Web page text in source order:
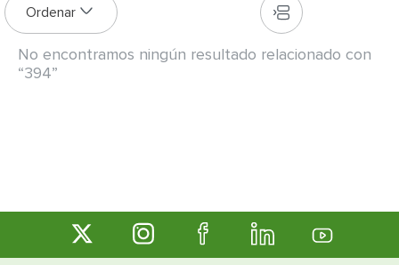
394
azulejo
9.
puerta